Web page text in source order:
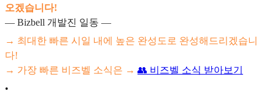
오겠습니다!
— Bizbell 개발진 일동 —
→ 최대한 빠른 시일 내에 높은 완성도로 완성해드리겠습니
다!
→ 가장 빠른 비즈벨 소식은 → 👥 비즈벨 소식 받아보기
•